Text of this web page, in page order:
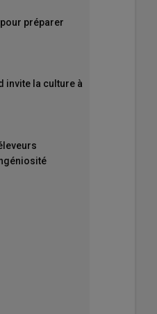
préparer
invite la culture à